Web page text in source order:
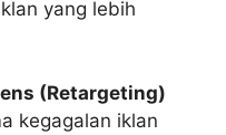
yang lebih
(Retargeting)
kegagalan iklan